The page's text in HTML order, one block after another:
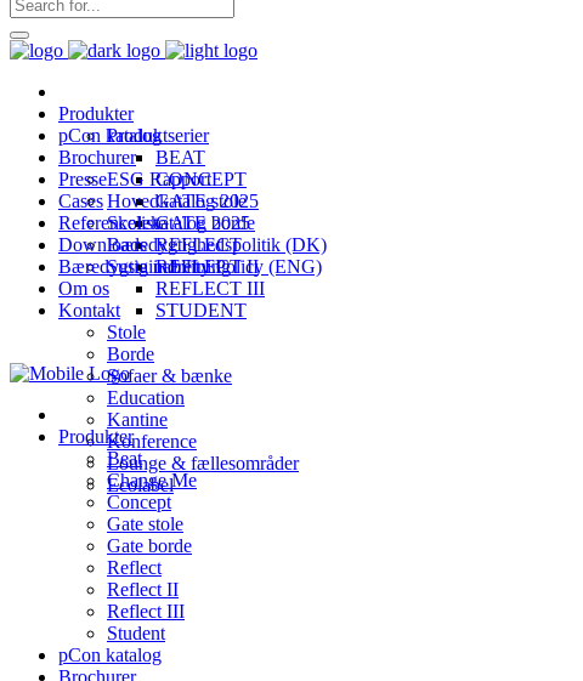
Produkter
Produktserier
BEAT
CONCEPT
GATE stole
GATE borde
REFLECT
REFLECT II
REFLECT III
STUDENT
Stole
Borde
Sofaer & bænke
Education
Kantine
Konference
Lounge & fællesområder
Ecolabel
pCon katalog
Brochurer
ESG Rapport
Hovedkatalog 2025
Skolekatalog 2025
Bæredygtighedspolitik (DK)
Sustainability Policy (ENG)
Presse
Cases
Referenceliste
Downloads
Bæredygtig indretning
Om os
Kontakt
Produkter
Beat
Change Me
Concept
Gate stole
Gate borde
Reflect
Reflect II
Reflect III
Student
pCon katalog
Brochurer